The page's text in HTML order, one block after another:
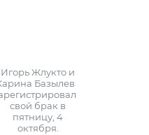
Игорь Жлукто и
Базылева
свой брак в
пятницу, 4
октября.